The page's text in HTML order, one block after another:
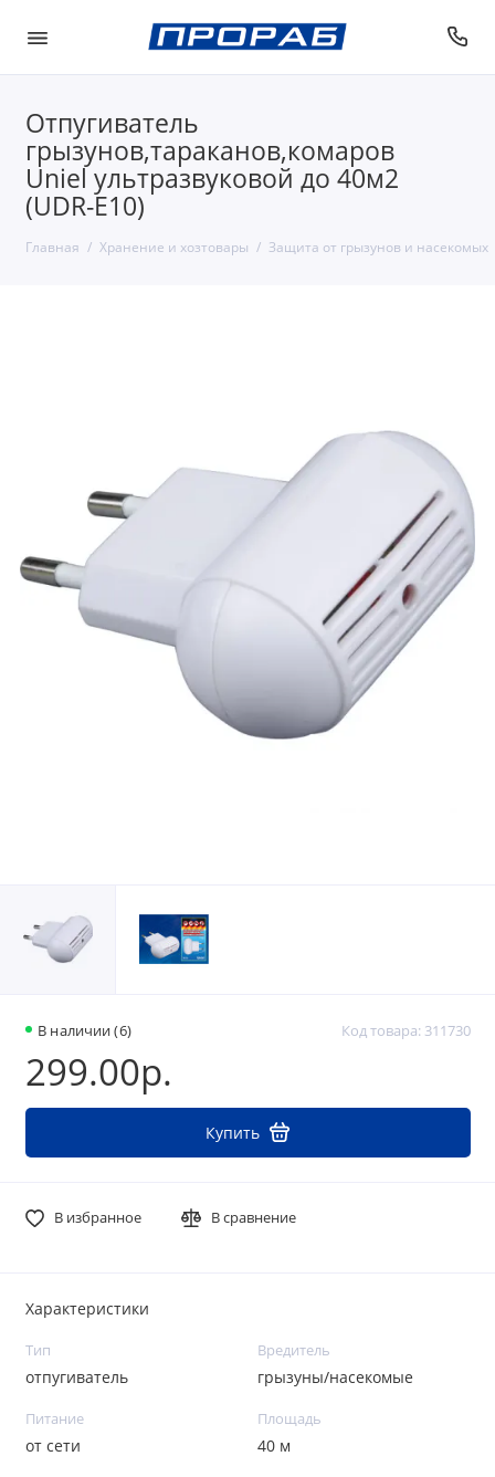
Отпугиватель
грызунов,тараканов,комаров
Uniel ультразвуковой до 40м2
(UDR-E10)
Главная Хранение и хозтовары Защита от грызунов и насекомых
В наличии (6) Код товара: 311730
299.00р.
Купить
В избранное В сравнение
Характеристики
Тип
отпугиватель
Вредитель
грызуны/насекомые
Питание
от сети
Площадь
40 м